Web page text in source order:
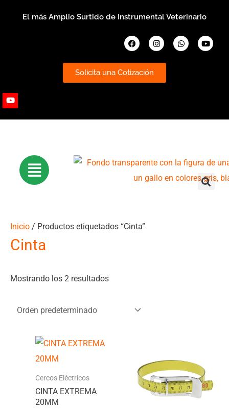
El más Amplio Surtido de Instrumental Veterinario
FacebookInstagramWhatsapp
Solicita una Cotización
Youtube
Inicio / Productos etiquetados “Cinta”
Cinta
Mostrando los 2 resultados
Cercos Eléctricos
CINTA EXTREMA
20MM